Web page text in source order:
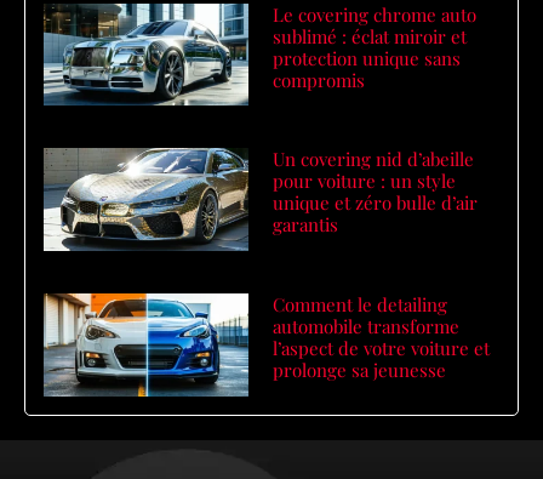
Le covering chrome auto
sublimé : éclat miroir et
protection unique sans
compromis
Un covering nid d’abeille
pour voiture : un style
unique et zéro bulle d’air
garantis
Comment le detailing
automobile transforme
l’aspect de votre voiture et
prolonge sa jeunesse